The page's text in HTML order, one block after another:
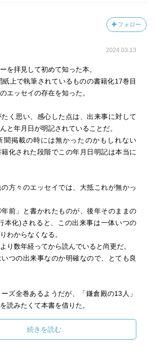
フォロー
2024.03.13
を拝見して初めて知った本。
紙上で執筆されているものの書籍化17巻目
エッセイの存在を知った。
たく思い、感心した点は、出来事に対して
と年月日が明記されていることだ。
聞掲載の時には無かったのかもしれない
化された段階でこの年月日明記は本当に
方々のエッセイでは、大抵これが無かっ
前」と書かれたものが、後年そのままの
本化)されると、この出来事は一体いつの
わからなくなる。
り数年経ってから読んでいると尚更だ。
つの出来事なのか明確なので、とても良
ズ全巻あるようだが、「鎌倉殿の13人」
読みたくて本書を借りた。
〜2020年の記事なので)
続きを読む